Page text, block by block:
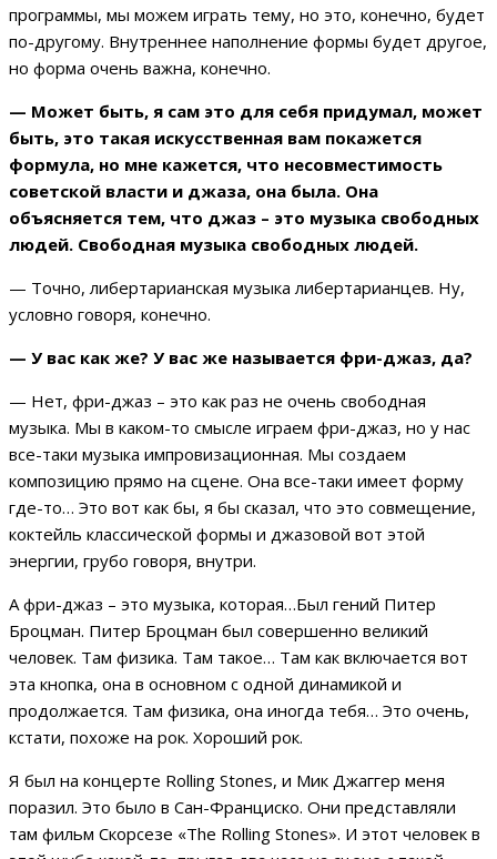
программы, мы можем играть тему, но это, конечно, будет
по-другому. Внутреннее наполнение формы будет другое,
но форма очень важна, конечно.
— Может быть, я сам это для себя придумал, может
быть, это такая искусственная вам покажется
формула, но мне кажется, что несовместимость
советской власти и джаза, она была. Она
объясняется тем, что джаз – это музыка свободных
людей. Свободная музыка свободных людей.
— Точно, либертарианская музыка либертарианцев. Ну,
условно говоря, конечно.
— У вас как же? У вас же называется фри-джаз, да?
— Нет, фри-джаз – это как раз не очень свободная
музыка. Мы в каком-то смысле играем фри-джаз, но у нас
все-таки музыка импровизационная. Мы создаем
композицию прямо на сцене. Она все-таки имеет форму
где-то… Это вот как бы, я бы сказал, что это совмещение,
коктейль классической формы и джазовой вот этой
энергии, грубо говоря, внутри.
А фри-джаз – это музыка, которая…Был гений Питер
Броцман. Питер Броцман был совершенно великий
человек. Там физика. Там такое… Там как включается вот
эта кнопка, она в основном с одной динамикой и
продолжается. Там физика, она иногда тебя… Это очень,
кстати, похоже на рок. Хороший рок.
Я был на концерте Rolling Stones, и Мик Джаггер меня
поразил. Это было в Сан-Франциско. Они представляли
там фильм Скорсезе «The Rolling Stones». И этот человек в